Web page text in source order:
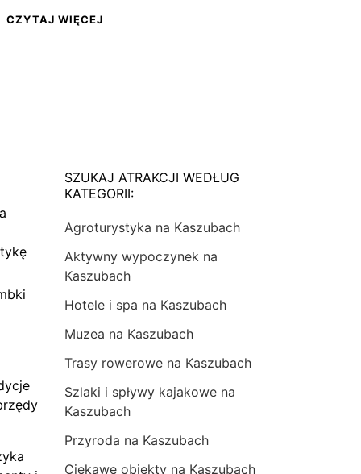
CZYTAJ WIĘCEJ
SZUKAJ ATRAKCJI WEDŁUG
KATEGORII:
Agroturystyka na Kaszubach
Aktywny wypoczynek na
Kaszubach
Hotele i spa na Kaszubach
Muzea na Kaszubach
Trasy rowerowe na Kaszubach
Szlaki i spływy kajakowe na
Kaszubach
Przyroda na Kaszubach
Ciekawe obiekty na Kaszubach